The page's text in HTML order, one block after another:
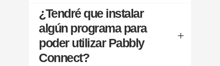
¿Tendré que instalar
algún programa para
poder utilizar Pabbly
Connect?